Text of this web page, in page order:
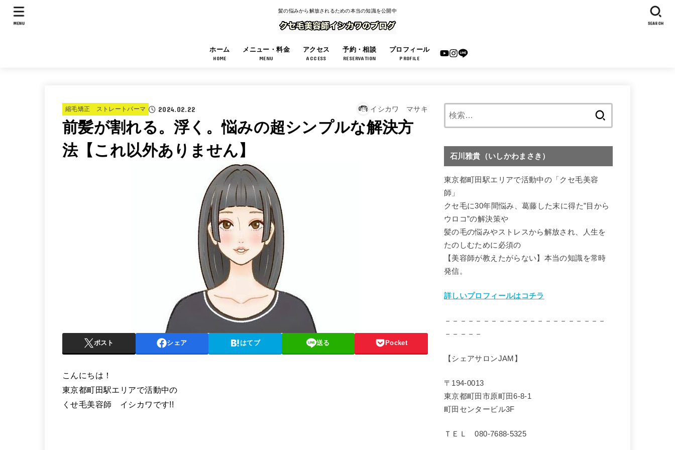
髪の悩みから解放されるための本当の知識を公開中
ホーム
HOME
メニュー・料金
MENU
アクセス
ACCESS
予約・相談
RESERVATION
プロフィール
PROFILE
SEARCH
MENU
縮毛矯正 ストレートパーマ 2024.02.22 イシカワ マサキ
前髪が割れる。浮く。悩みの超シンプルな解決方
法【これ以外ありません】
ポスト シェア はてブ 送る Pocket
こんにちは！
東京都町田駅エリアで活動中の
くせ毛美容師 イシカワです!!
石川雅貴（いしかわまさき）
東京都町田駅エリアで活動中の「クセ毛美容
師」
クセ毛に30年間悩み、葛藤した末に得た”目から
ウロコ”の解決策や
髪の毛の悩みやストレスから解放され、人生を
たのしむために必須の
【美容師が教えたがらない】本当の知識を常時
発信。
詳しいプロフィールはコチラ
－－－－－－－－－－－－－－－－－－－－－
－－－－－
【シェアサロンJAM】
〒194-0013
東京都町田市原町田6-8-1
町田センタービル3F
ＴＥＬ 080-7688-5325